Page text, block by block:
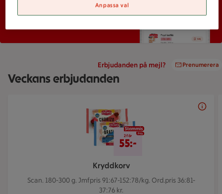
Erbjudanden på mejl? Prenumerera
Veckans erbjudanden
Bildspel med 5 bilder.
Kryddkorv
Scan. 180-300 g. Jmfpris 91:67-152:78/kg. Ord.pris 36:81-
37:76 kr.
2 för 55 kr
2 för
55:-
Anpassa val